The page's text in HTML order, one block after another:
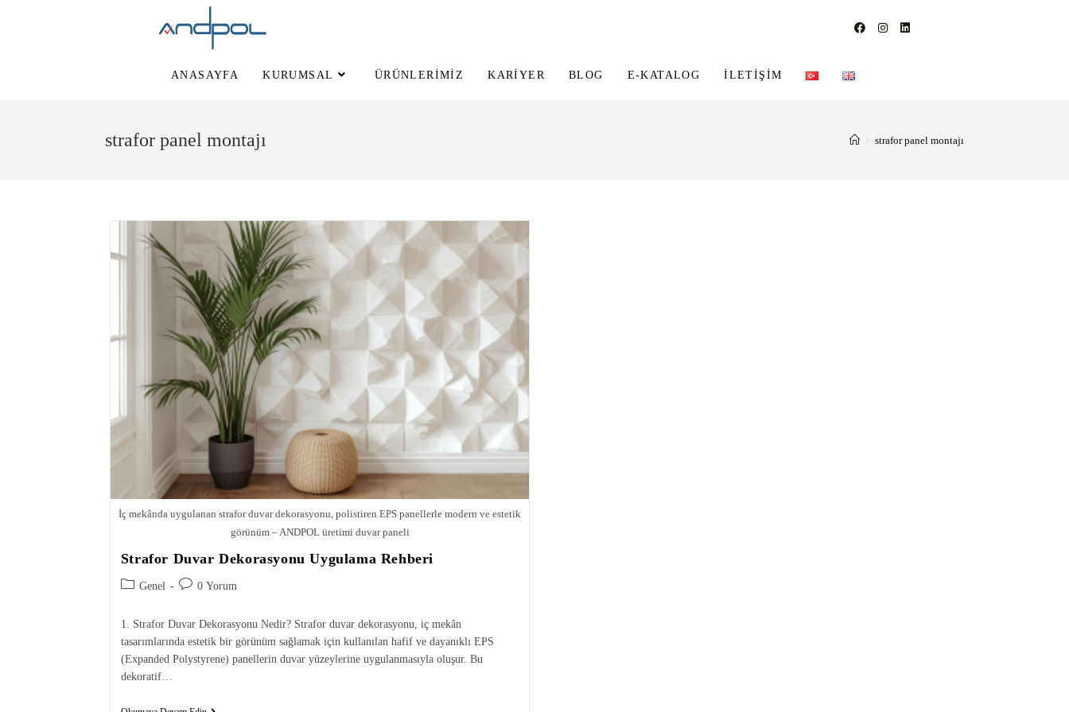
ANASAYFA KURUMSAL ÜRÜNLERIMIZ KARIYER BLOG E-KATALOG İLETIŞIM
strafor panel montajı > strafor panel montajı
İç mekânda uygulanan strafor duvar dekorasyonu, polistiren EPS panellerle modern ve estetik
görünüm – ANDPOL üretimi duvar paneli
Strafor Duvar Dekorasyonu Uygulama Rehberi
Genel 0 Yorum
1. Strafor Duvar Dekorasyonu Nedir? Strafor duvar dekorasyonu, iç mekân
tasarımlarında estetik bir görünüm sağlamak için kullanılan hafif ve dayanıklı EPS
(Expanded Polystyrene) panellerin duvar yüzeylerine uygulanmasıyla oluşur. Bu
dekoratif…